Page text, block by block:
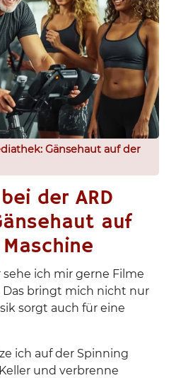
Gänsehaut auf der
der ARD
auf
ich mir gerne Filme
Das bringt mich nicht nur
sorgt auch für eine
ich auf der Spinning
und verbrenne